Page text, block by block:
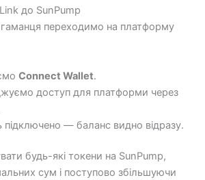
до SunPump
гаманця переходимо на платформу
Connect Wallet.
доступ для платформи через
підключено — баланс видно відразу.
будь-які токени на SunPump,
сум і поступово збільшуючи